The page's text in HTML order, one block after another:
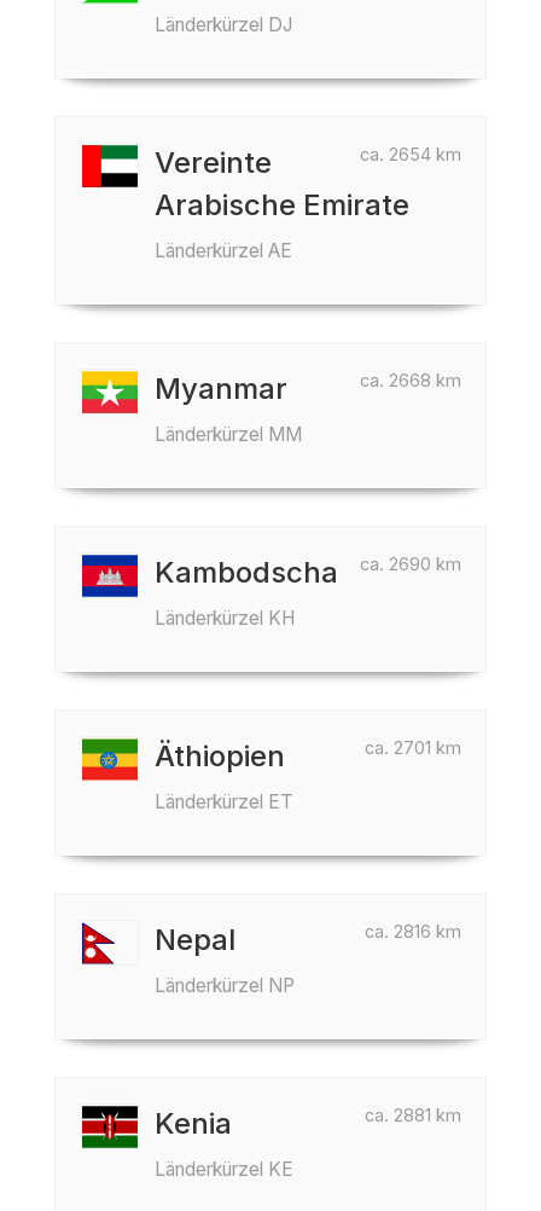
Länderkürzel DJ
ca. 2654 km
Vereinte
Arabische Emirate
Länderkürzel AE
ca. 2668 km
Myanmar
Länderkürzel MM
ca. 2690 km
Kambodscha
Länderkürzel KH
ca. 2701 km
Äthiopien
Länderkürzel ET
ca. 2816 km
Nepal
Länderkürzel NP
ca. 2881 km
Kenia
Länderkürzel KE